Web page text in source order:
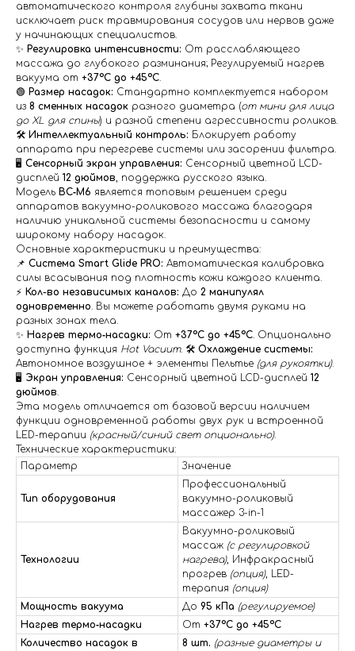
автоматического контроля глубины захвата ткани
исключает риск травмирования сосудов или нервов даже
у начинающих специалистов.
✨ Регулировка интенсивности: От расслабляющего
массажа до глубокого разминания; Регулируемый нагрев
вакуума от +37°C до +45°C.
🟢 Размер насадок: Стандартно комплектуется набором
из 8 сменных насадок разного диаметра (от мини для лица
до XL для спины) и разной степени агрессивности роликов.
🛠️ Интеллектуальный контроль: Блокирует работу
аппарата при перегреве системы или засорении фильтра.
🖥️ Сенсорный экран управления: Сенсорный цветной LCD-
дисплей 12 дюймов, поддержка русского языка.
Модель BC‑M6 является топовым решением среди
аппаратов вакуумно-роликового массажа благодаря
наличию уникальной системы безопасности и самому
широкому набору насадок.
Основные характеристики и преимущества:
📌 Система Smart Glide PRO: Автоматическая калибровка
силы всасывания под плотность кожи каждого клиента.
⚡️ Кол-во независимых каналов: До 2 манипулял
одновременно. Вы можете работать двумя руками на
разных зонах тела.
✨ Нагрев термо‑насадки: От +37°C до +45°C. Опционально
доступна функция Hot Vacuum. 🛠️ Охлаждение системы:
Автономное воздушное + элементы Пельтье (для рукоятки).
🖥️ Экран управления: Сенсорный цветной LCD-дисплей 12
дюймов.
Эта модель отличается от базовой версии наличием
функции одновременной работы двух рук и встроенной
LED-терапии (красный/синий свет опционально).
Технические характеристики:
Параметр
Значение
Тип оборудования
Профессиональный
вакуумно-роликовый
массажер 3-in-1
Технологии
Вакуумно-роликовый
массаж (с регулировкой
нагрева), Инфракрасный
прогрев (опция), LED-
терапия (опция)
Мощность вакуума
До 95 кПа (регулируемое)
Нагрев термо‑насадки
От +37°C до +45°C
Количество насадок в
8 шт. (разные диаметры и